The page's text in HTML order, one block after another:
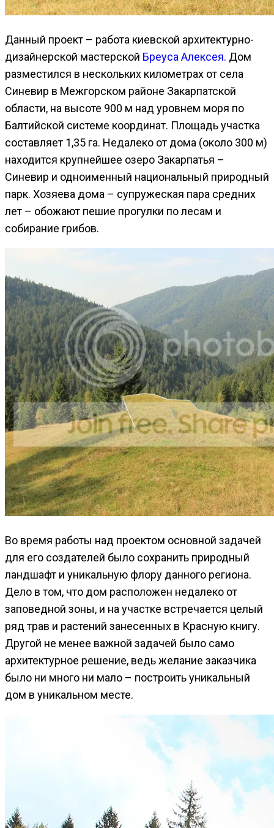
Данный проект – работа киевской архитектурно-
дизайнерской мастерской Бреуса Алексея. Дом
разместился в нескольких километрах от села
Синевир в Межгорском районе Закарпатской
области, на высоте 900 м над уровнем моря по
Балтийской системе координат. Площадь участка
составляет 1,35 га. Недалеко от дома (около 300 м)
находится крупнейшее озеро Закарпатья –
Синевир и одноименный национальный природный
парк. Хозяева дома – супружеская пара средних
лет – обожают пешие прогулки по лесам и
собирание грибов.
Во время работы над проектом основной задачей
для его создателей было сохранить природный
ландшафт и уникальную флору данного региона.
Дело в том, что дом расположен недалеко от
заповедной зоны, и на участке встречается целый
ряд трав и растений занесенных в Красную книгу.
Другой не менее важной задачей было само
архитектурное решение, ведь желание заказчика
было ни много ни мало – построить уникальный
дом в уникальном месте.